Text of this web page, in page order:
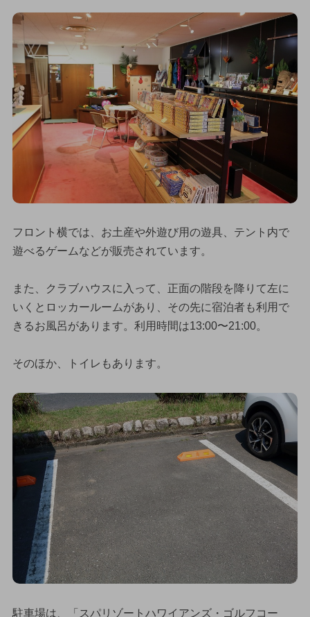
フロント横では、お土産や外遊び用の遊具、テント内で
遊べるゲームなどが販売されています。
また、クラブハウスに入って、正面の階段を降りて左に
いくとロッカールームがあり、その先に宿泊者も利用で
きるお風呂があります。利用時間は13:00〜21:00。
そのほか、トイレもあります。
駐車場は、「スパリゾートハワイアンズ・ゴルフコー